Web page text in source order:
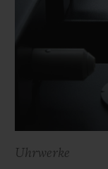
Uhrwerke